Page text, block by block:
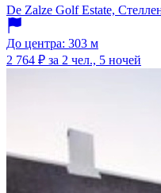
De Zalze Golf Estate,
До центра: 303 м
2 764 ₽ за 2 чел., 5 ночей